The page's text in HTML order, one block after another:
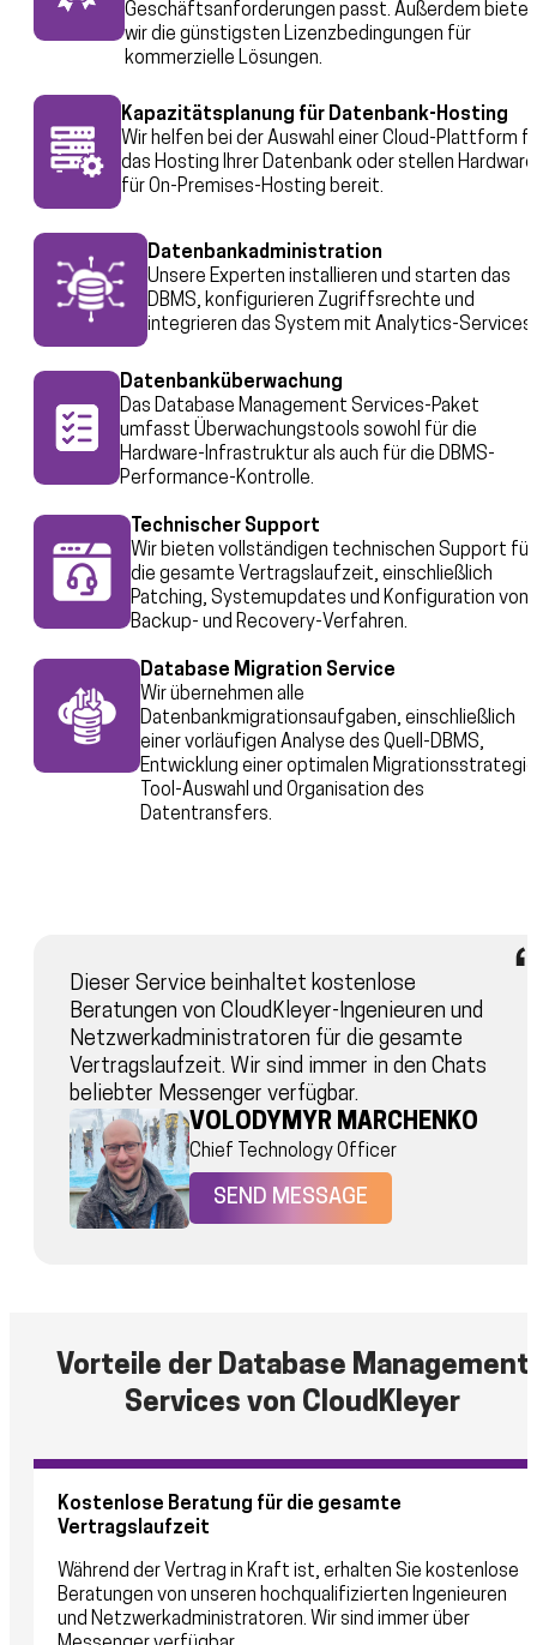
Geschäftsanforderungen passt. Außerdem bieten
wir die günstigsten Lizenzbedingungen für
kommerzielle Lösungen.
Kapazitätsplanung für Datenbank-Hosting
Wir helfen bei der Auswahl einer Cloud-Plattform
das Hosting Ihrer Datenbank oder stellen Hardware
für On-Premises-Hosting bereit.
Datenbankadministration
Unsere Experten installieren und starten das
DBMS, konfigurieren Zugriffsrechte und
integrieren das System mit Analytics-Services.
Datenbanküberwachung
Das Database Management Services-Paket
umfasst Überwachungstools sowohl für die
Hardware-Infrastruktur als auch für die DBMS-
Performance-Kontrolle.
Technischer Support
Wir bieten vollständigen technischen Support für
die gesamte Vertragslaufzeit, einschließlich
Patching, Systemupdates und Konfiguration von
Backup- und Recovery-Verfahren.
Database Migration Service
Wir übernehmen alle
Datenbankmigrationsaufgaben, einschließlich
einer vorläufigen Analyse des Quell-DBMS,
Entwicklung einer optimalen
Tool-Auswahl und Organisation des
Datentransfers.
Dieser Service beinhaltet kostenlose
Beratungen von CloudKleyer-Ingenieuren und
Netzwerkadministratoren für die gesamte
Vertragslaufzeit. Wir sind immer in den Chats
beliebter Messenger verfügbar.
VOLODYMYR MARCHENKO
Chief Technology Officer
SEND MESSAGE
Vorteile der Database Management
Services von CloudKleyer
Kostenlose Beratung für die gesamte
Vertragslaufzeit
Während der Vertrag in Kraft ist, erhalten Sie kostenlose
Beratungen von unseren hochqualifizierten Ingenieuren
und Netzwerkadministratoren. Wir sind immer über